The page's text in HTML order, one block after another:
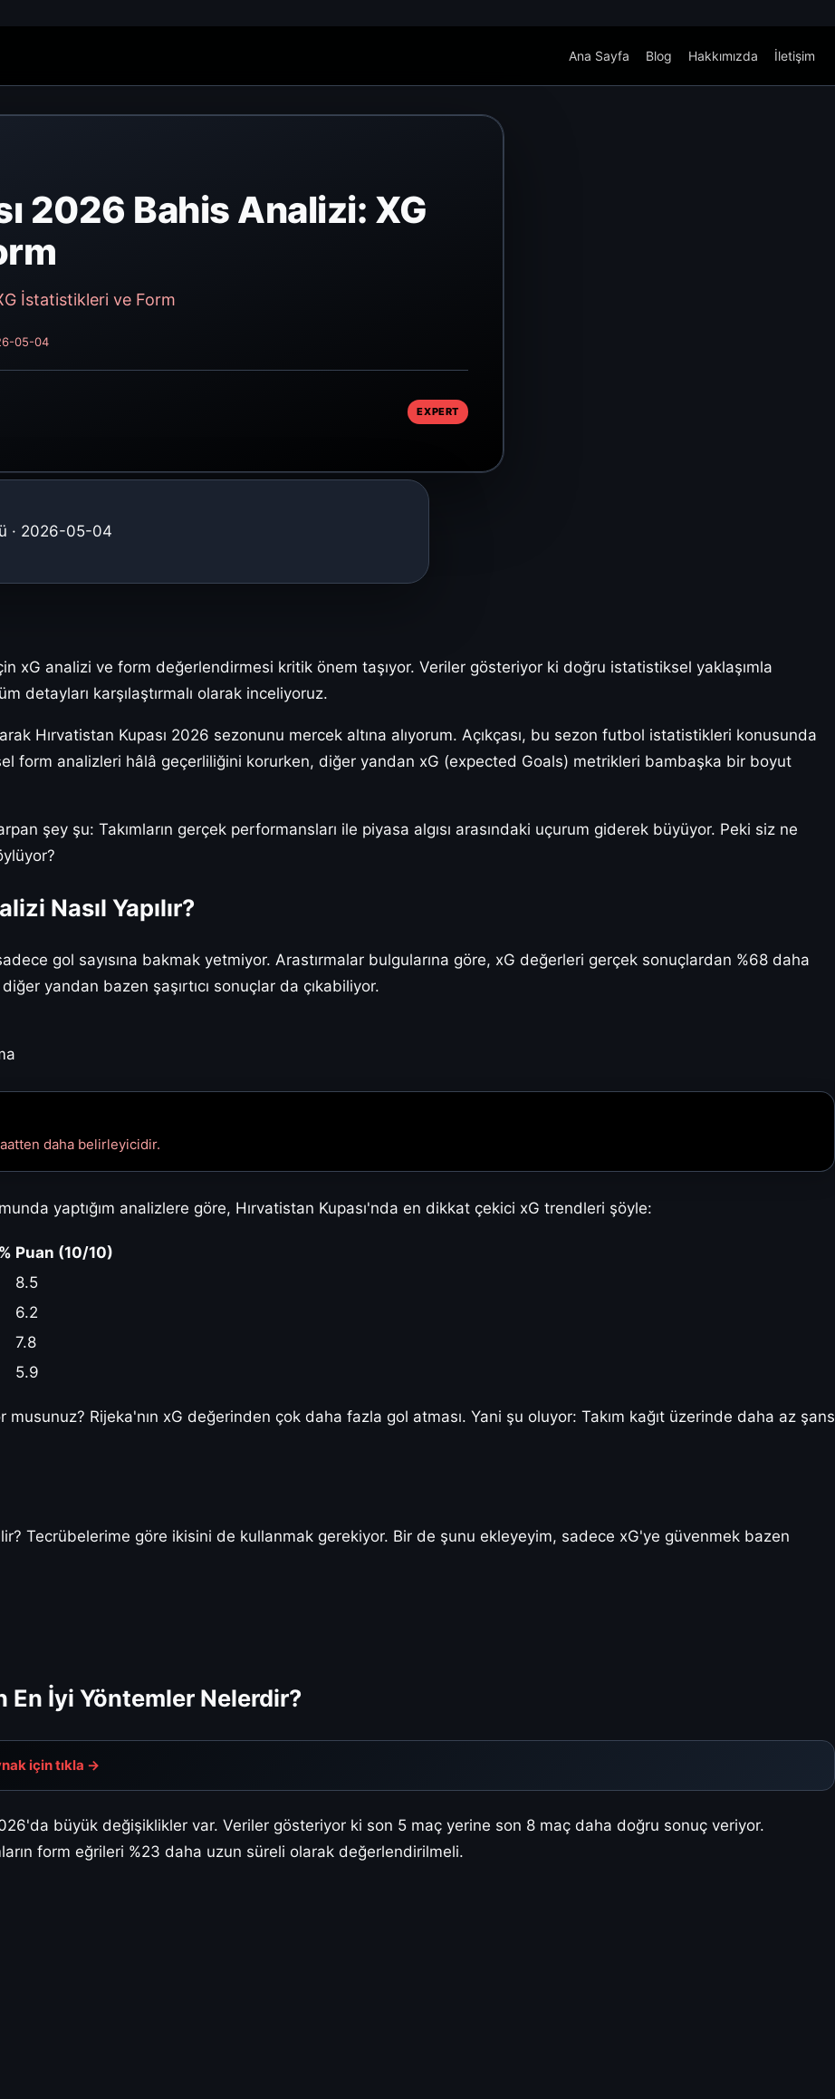
Ana Sayfa Blog Hakkımızda İletişim
2026 Bahis Analizi: XG
İstatistikleri ve Form
05-04
EXPERT
· 2026-05-04
xG analizi ve form değerlendirmesi kritik önem taşıyor. Veriler gösteriyor ki doğru istatistiksel yaklaşımla
detayları karşılaştırmalı olarak inceliyoruz.
Hırvatistan Kupası 2026 sezonunu mercek altına alıyorum. Açıkçası, bu sezon futbol istatistikleri konusunda
form analizleri hâlâ geçerliliğini korurken, diğer yandan xG (expected Goals) metrikleri bambaşka bir boyut
şey şu: Takımların gerçek performansları ile piyasa algısı arasındaki uçurum giderek büyüyor. Peki siz ne
Nasıl Yapılır?
gol sayısına bakmak yetmiyor. Arastırmalar bulgularına göre, xG değerleri gerçek sonuçlardan %68 daha
yandan bazen şaşırtıcı sonuçlar da çıkabiliyor.
daha belirleyicidir.
yaptığım analizlere göre, Hırvatistan Kupası'nda en dikkat çekici xG trendleri şöyle:
Puan (10/10)
8.5
6.2
7.8
5.9
Rijeka'nın xG değerinden çok daha fazla gol atması. Yani şu oluyor: Takım kağıt üzerinde daha az şans
Tecrübelerime göre ikisini de kullanmak gerekiyor. Bir de şunu ekleyeyim, sadece xG'ye güvenmek bazen
İyi Yöntemler Nelerdir?
için tıkla →
büyük değişiklikler var. Veriler gösteriyor ki son 5 maç yerine son 8 maç daha doğru sonuç veriyor.
form eğrileri %23 daha uzun süreli olarak değerlendirilmeli.